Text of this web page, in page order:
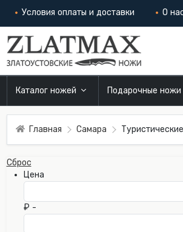
Условия оплаты и доставки О
Каталог ножей Подарочные ножи
Главная Самара
Сброс
Цена
₽ -